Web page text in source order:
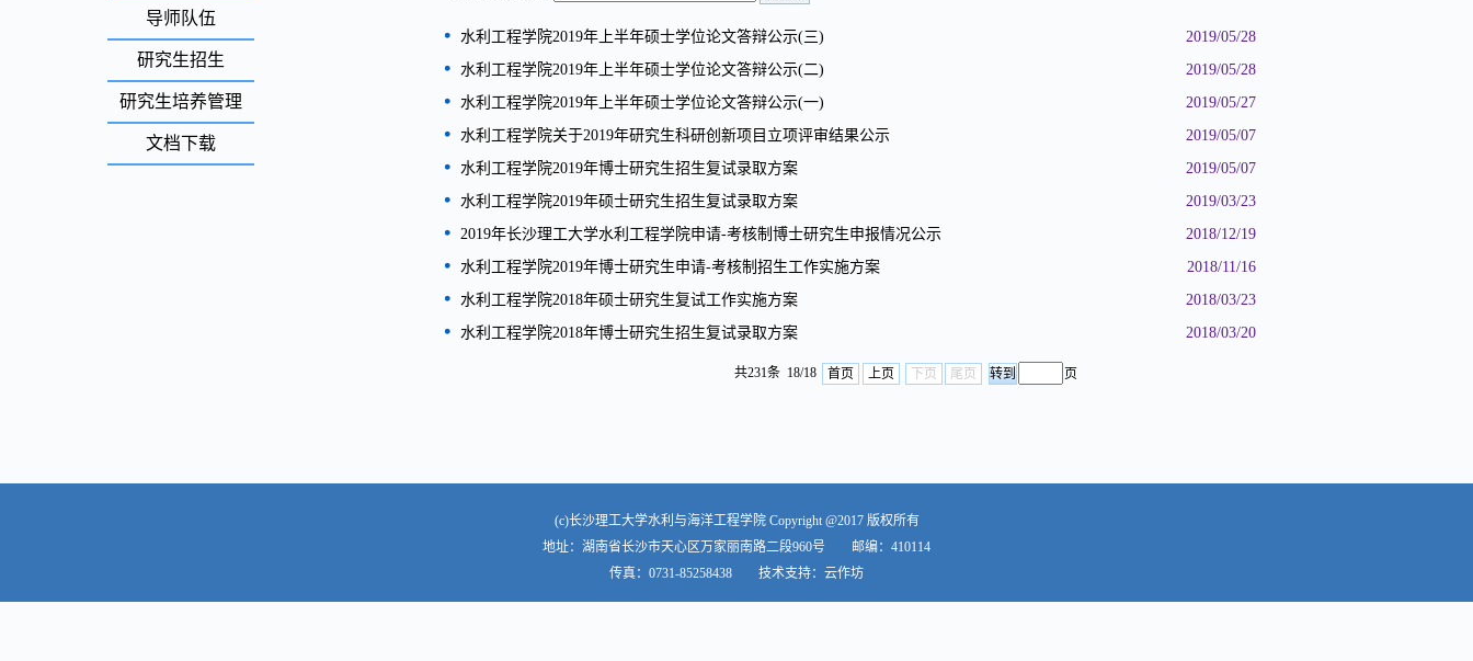
导师队伍
研究生招生
研究生培养管理
文档下载
水利工程学院2019年上半年硕士学位论文答辩公示(三)
2019/05/28
水利工程学院2019年上半年硕士学位论文答辩公示(二)
2019/05/28
水利工程学院2019年上半年硕士学位论文答辩公示(一)
2019/05/27
水利工程学院关于2019年研究生科研创新项目立项评审结果公示
2019/05/07
水利工程学院2019年博士研究生招生复试录取方案
2019/05/07
水利工程学院2019年硕士研究生招生复试录取方案
2019/03/23
2019年长沙理工大学水利工程学院申请-考核制博士研究生申报情况公示
2018/12/19
水利工程学院2019年博士研究生申请-考核制招生工作实施方案
2018/11/16
水利工程学院2018年硕士研究生复试工作实施方案
2018/03/23
水利工程学院2018年博士研究生招生复试录取方案
2018/03/20
共231条 18/18 首页 上页 下页 尾页 页
(c)长沙理工大学水利与海洋工程学院 Copyright @2017 版权所有
地址：湖南省长沙市天心区万家丽南路二段960号 邮编：410114
传真：0731-85258438 技术支持：云作坊